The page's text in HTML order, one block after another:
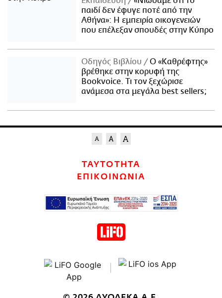
παιδί δεν έφυγε ποτέ από την
Αθήνα»: Η εμπειρία οικογενειών
που επέλεξαν σπουδές στην Κύπρο
Οδηγός Βιβλίου
Ο «Καθρέφτης»
βρέθηκε στην κορυφή της
Bookvoice. Τι τον ξεχώρισε
ανάμεσα στα μεγάλα best sellers;
ΤΑΥΤΟΤΗΤΑ
ΕΠΙΚΟΙΝΩΝΙΑ